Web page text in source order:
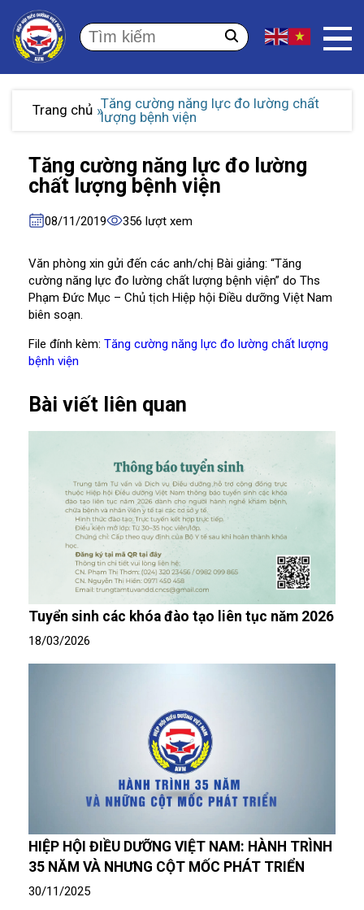
Trang chủ Tăng cường năng lực đo lường chất
lượng bệnh viện
Tăng cường năng lực đo lường
chất lượng bệnh viện
08/11/2019 356 lượt xem
Văn phòng xin gửi đến các anh/chị Bài giảng: “Tăng
cường năng lực đo lường chất lượng bệnh viện” do Ths
Phạm Đức Mục – Chủ tịch Hiệp hội Điều dưỡng Việt Nam
biên soạn.
File đính kèm: Tăng cường năng lực đo lường chất lượng
bệnh viện
Bài viết liên quan
Tuyển sinh các khóa đào tạo liên tục năm 2026
18/03/2026
HIỆP HỘI ĐIỀU DƯỠNG VIỆT NAM: HÀNH TRÌNH
35 NĂM VÀ NHƯNG CỘT MỐC PHÁT TRIỂN
30/11/2025